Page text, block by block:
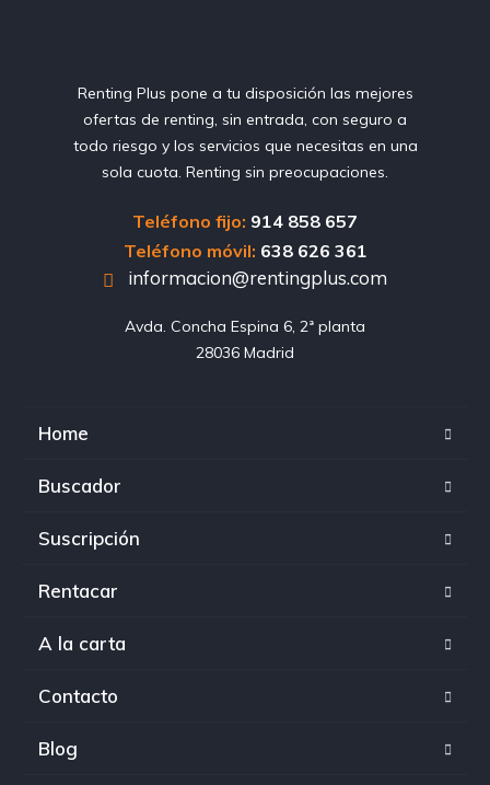
Renting Plus pone a tu disposición las mejores
ofertas de renting, sin entrada, con seguro a
todo riesgo y los servicios que necesitas en una
sola cuota. Renting sin preocupaciones.
Teléfono fijo: 914 858 657
Teléfono móvil: 638 626 361
informacion@rentingplus.com
Avda. Concha Espina 6, 2ª planta
28036 Madrid
Home
Buscador
Suscripción
Rentacar
A la carta
Contacto
Blog